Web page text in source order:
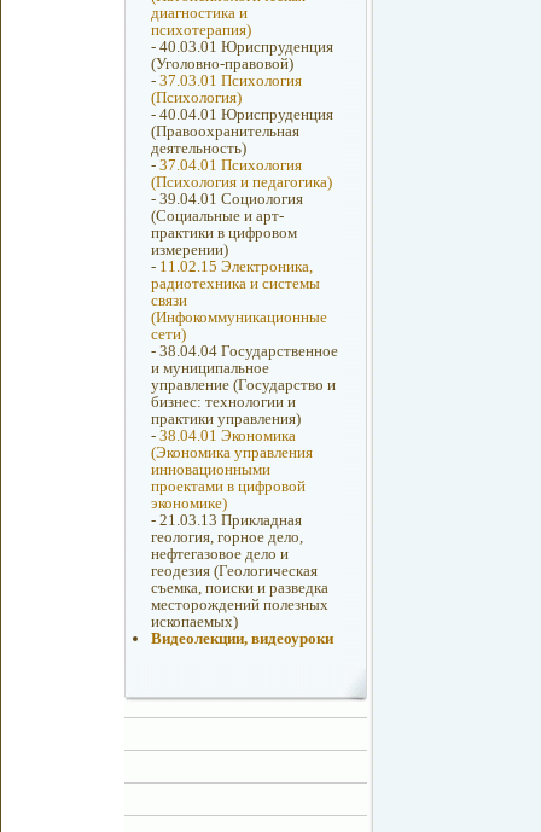
диагностика и
психотерапия)
- 40.03.01 Юриспруденция
(Уголовно-правовой)
- 37.03.01 Психология
(Психология)
- 40.04.01 Юриспруденция
(Правоохранительная
деятельность)
- 37.04.01 Психология
(Психология и педагогика)
- 39.04.01 Социология
(Социальные и арт-
практики в цифровом
измерении)
- 11.02.15 Электроника,
радиотехника и системы
связи
(Инфокоммуникационные
сети)
- 38.04.04 Государственное
и муниципальное
управление (Государство и
бизнес: технологии и
практики управления)
- 38.04.01 Экономика
(Экономика управления
инновационными
проектами в цифровой
экономике)
- 21.03.13 Прикладная
геология, горное дело,
нефтегазовое дело и
геодезия (Геологическая
съемка, поиски и разведка
месторождений полезных
ископаемых)
Видеолекции, видеоуроки